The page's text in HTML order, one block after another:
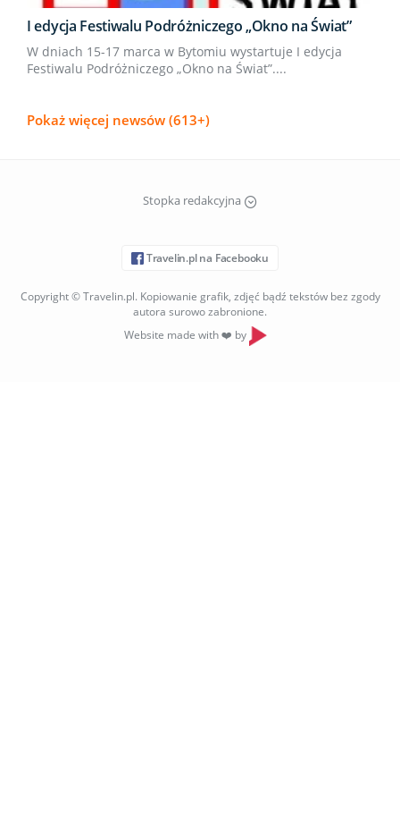
I edycja Festiwalu Podróżniczego „Okno na Świat”
W dniach 15-17 marca w Bytomiu wystartuje I edycja
Festiwalu Podróżniczego „Okno na Świat”....
Pokaż więcej newsów (613+)
Stopka redakcyjna
Travelin.pl na Facebooku
Copyright © Travelin.pl. Kopiowanie grafik, zdjęć bądź tekstów bez zgody
autora surowo zabronione.
Website made with ❤️ by